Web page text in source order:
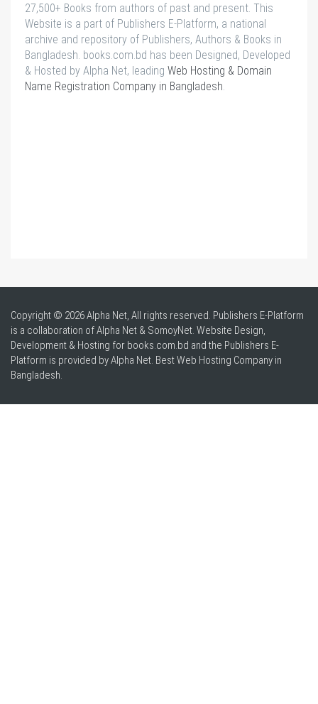
27,500+ Books from authors of past and present. This
Website is a part of Publishers E-Platform, a national
archive and repository of Publishers, Authors & Books in
Bangladesh. books.com.bd has been Designed, Developed
& Hosted by Alpha Net, leading Web Hosting & Domain
Name Registration Company in Bangladesh
Copyright © 2026 Alpha Net, All rights reserved. Publishers E-Platform
is a collaboration of Alpha Net & SomoyNet. Website Design,
Development & Hosting for books.com.bd and the Publishers E-
Platform is provided by Alpha Net. BestWeb Hosting Company in
Bangladesh.